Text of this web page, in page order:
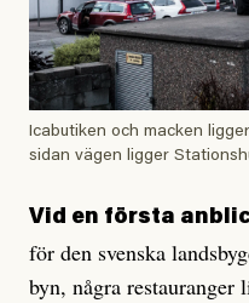
Icabutiken och macken
sidan vägen ligger
Vid en första
för den svenska
byn, några restauranger